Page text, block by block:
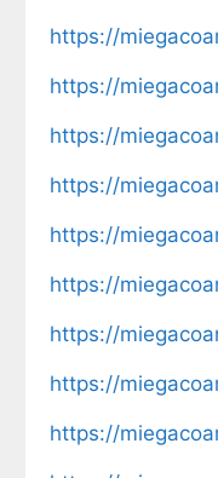
https://
https://
https://
https://
https://
https://
https://
https://
https://